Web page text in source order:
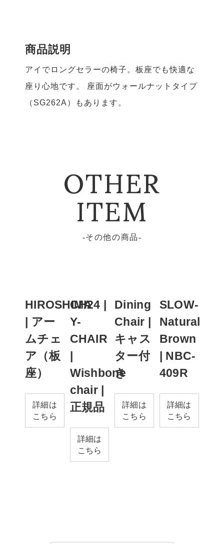
商品説明
アイでロングセラーの椅子。板座でも快適な
座り心地です。 座面がウォールナットタイプ
（SG262A）もあります。
OTHER
ITEM
その他の商品
HIROSHIMA
| アー
ムチェ
ア（板
座）
詳細は
こちら
CH24 |
Y-
CHAIR
|
Wishbone
chair |
正規品
詳細は
こちら
Dining
Chair |
キャス
ター付
き
詳細は
こちら
SLOW-
Natural
Brown
| NBC-
409R
詳細は
こちら